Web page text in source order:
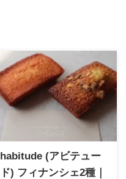
habitude (アビテュー
ド) フィナンシェ2種｜